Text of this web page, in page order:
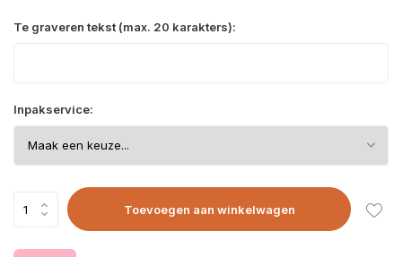
Te graveren tekst (max. 20 karakters):
Inpakservice:
Toevoegen aan winkelwagen